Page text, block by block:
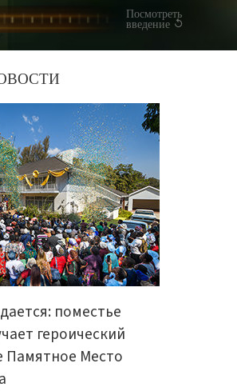
Посмотреть
введение
поместье
героический
Памятное Место